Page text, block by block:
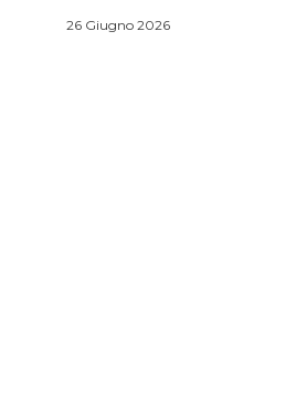
26 Giugno 2026